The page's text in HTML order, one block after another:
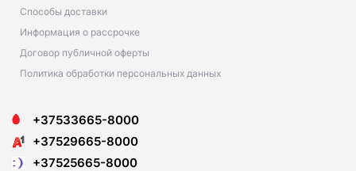
Способы доставки
Информация о рассрочке
Договор публичной оферты
Политика обработки персональных данных
+37533665-8000
+37529665-8000
+37525665-8000